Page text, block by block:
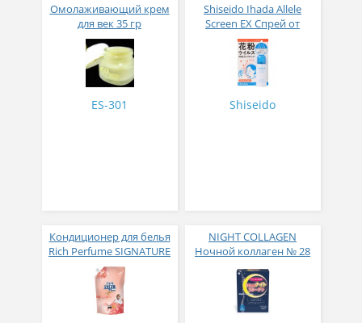
Омолаживающий крем
для век 35 гр
ES-301
Shiseido Ihada Allele
Screen EX Спрей от
вирусов и аллергий 50
гр
Shiseido
Кондиционер для белья
Rich Perfume SIGNATURE
парфюмированный
супер-концентрат с
ароматом Фиеста 1,6 л
NIGHT COLLAGEN
Ночной коллаген № 28